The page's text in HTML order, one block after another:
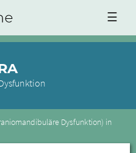
☰
Dysfunktion) in